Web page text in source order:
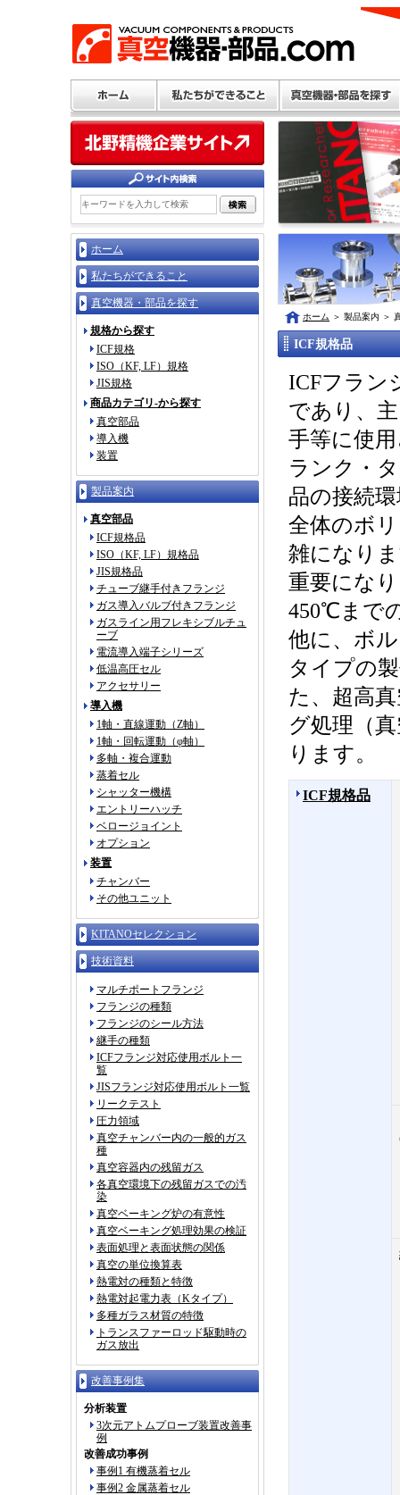
ホーム
私たちができること
真空機器・部品を探す
規格から探す
ICF規格
ISO（KF, LF）規格
JIS規格
商品カテゴリ-から探す
真空部品
導入機
装置
製品案内
真空部品
ICF規格品
ISO（KF, LF）規格品
JIS規格品
チューブ継手付きフランジ
ガス導入バルブ付きフランジ
ガスライン用フレキシブルチュ
ーブ
電流導入端子シリーズ
低温高圧セル
アクセサリー
導入機
1軸・直線運動（Z軸）
1軸・回転運動（φ軸）
多軸・複合運動
蒸着セル
シャッター機構
エントリーハッチ
ベロージョイント
オプション
装置
チャンバー
その他ユニット
KITANOセレクション
技術資料
マルチポートフランジ
フランジの種類
フランジのシール方法
継手の種類
ICFフランジ対応使用ボルト一
覧
JISフランジ対応使用ボルト一覧
リークテスト
圧力領域
真空チャンバー内の一般的ガス
種
真空容器内の残留ガス
各真空環境下の残留ガスでの汚
染
真空ベーキング炉の有意性
真空ベーキング処理効果の検証
表面処理と表面状態の関係
真空の単位換算表
熱電対の種類と特徴
熱電対起電力表（Kタイプ）
多種ガラス材質の特徴
トランスファーロッド駆動時の
ガス放出
改善事例集
分析装置
3次元アトムプローブ装置改善事
例
改善成功事例
事例1 有機蒸着セル
事例2 金属蒸着セル
ホーム ＞ 製品案内 ＞
ICF規格品
ICFフラン
であり、
手等に使
ランク・
品の接続
全体のボ
雑になり
重要にな
450℃まで
他に、ボ
タイプの
た、超高
グ処理（
ります。
ICF規格品